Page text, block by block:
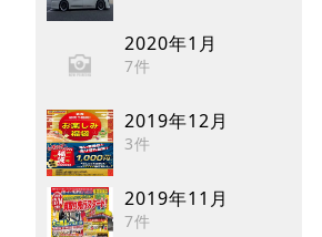
2020年1月
7件
2019年12月
3件
2019年11月
7件